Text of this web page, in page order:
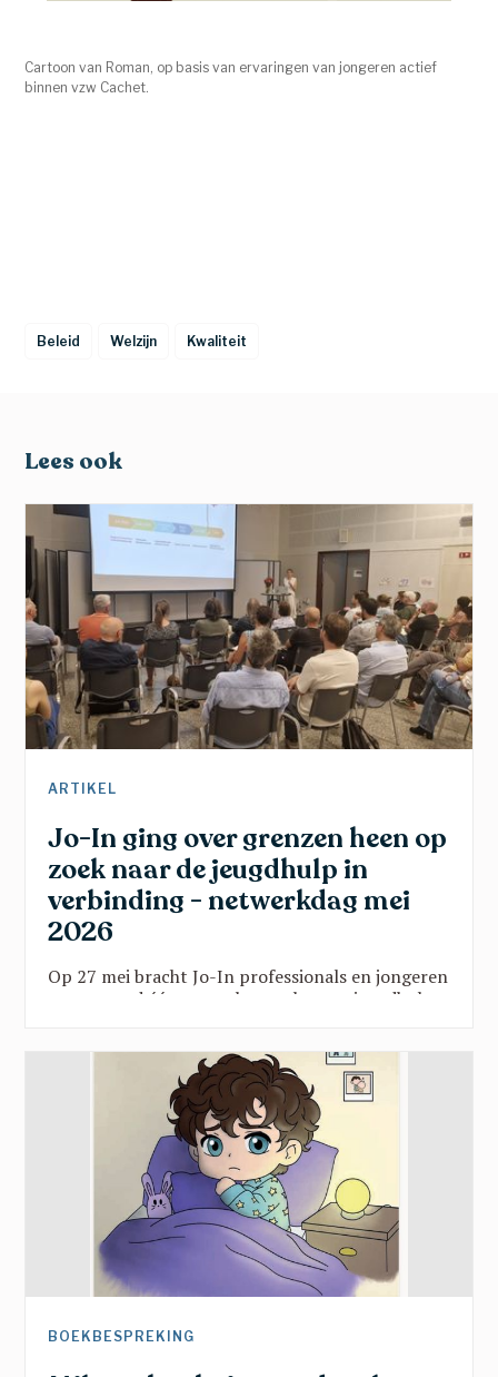
Cartoon van Roman, op basis van ervaringen van jongeren actief
binnen vzw Cachet.
Beleid Welzijn Kwaliteit
Lees ook
ARTIKEL
Jo-In ging over grenzen heen op
zoek naar de jeugdhulp in
verbinding - netwerkdag mei
2026
Op 27 mei bracht Jo-In professionals en jongeren
samen rond één vraag: hoe maken we jeugdhulp
doorbreek verkokering, geef jongeren een stem
en zet hun talenten centraal. Een inspirerende
namiddag vol scherpe inzichten en hoopvolle
perspectieven.
BOEKBESPREKING